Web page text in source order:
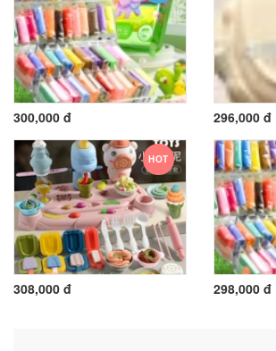
300,000 đ 296,000 đ
HOT
308,000 đ 298,000 đ